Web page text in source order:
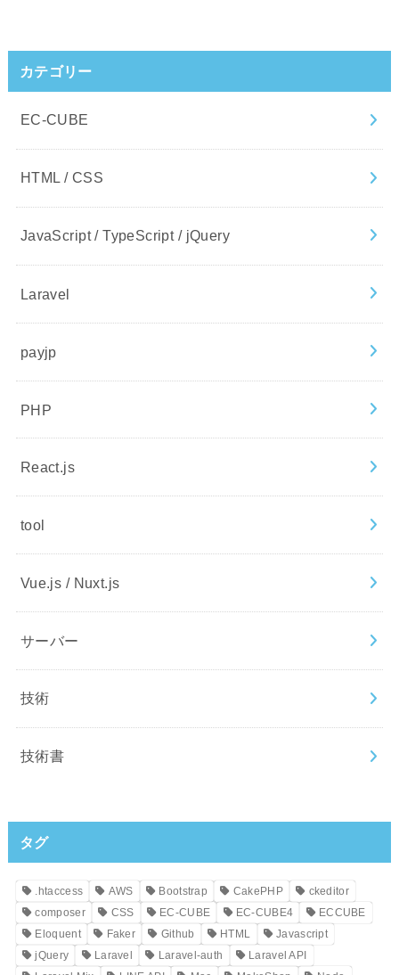
カテゴリー
EC-CUBE
HTML / CSS
JavaScript / TypeScript / jQuery
Laravel
payjp
PHP
React.js
tool
Vue.js / Nuxt.js
サーバー
技術
技術書
タグ
.htaccess AWS Bootstrap CakePHP
ckeditor
composer
CSS EC-CUBE EC-CUBE4
ECCUBE
Eloquent
Faker Github HTML
Javascript
jQuery
Laravel Laravel-auth
Laravel API